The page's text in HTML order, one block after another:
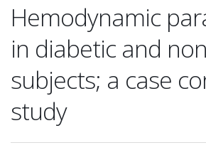
Hemodynamic
in diabetic and
subjects; a case
study